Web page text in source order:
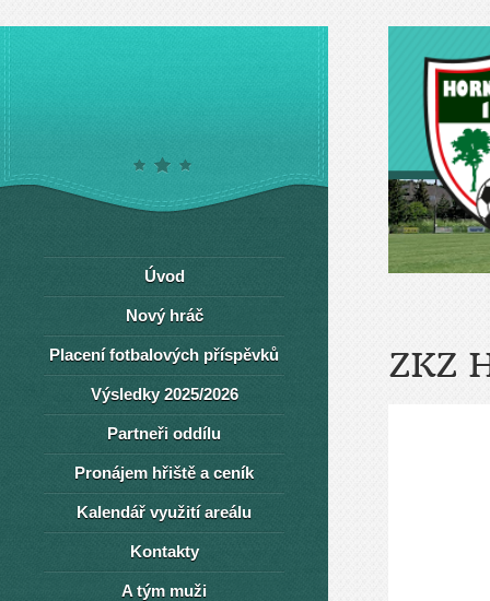
ZKZ
Úvod
Nový hráč
Placení fotbalových příspěvků
Výsledky 2025/2026
Partneři oddílu
Pronájem hřiště a ceník
Kalendář využití areálu
Kontakty
A tým muži